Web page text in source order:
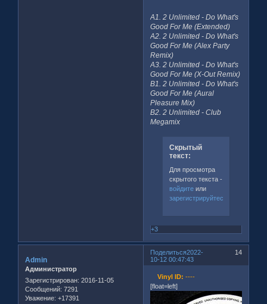
A1. 2 Unlimited - Do What's
Good For Me (Extended)
A2. 2 Unlimited - Do What's
Good For Me (Alex Party
Remix)
A3. 2 Unlimited - Do What's
Good For Me (X-Out Remix)
B1. 2 Unlimited - Do What's
Good For Me (Aural
Pleasure Mix)
B2. 2 Unlimited - Club
Megamix
Скрытый
текст:
Для просмотра
скрытого текста -
войдитеили
зарегистрируйтесь
+3
Поделиться 14
2022-
10-12 00:47:43
Admin
Администратор
Зарегистрирован: 2016-11-05
Сообщений: 7291
Уважение: +17391
Vinyl ID: ----
[float=left]